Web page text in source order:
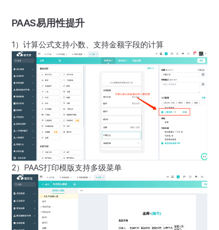
PAAS易用性提升
1）计算公式支持小数、支持金额字段的计算
2）PAAS打印模版支持多级菜单